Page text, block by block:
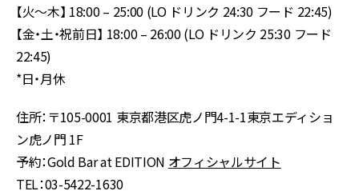
【火～木】 18:00 – 25:00 (LO ドリンク 24:30 フード 22:45)
【金・土・祝前日】 18:00 – 26:00 (LO ドリンク 25:30 フード
22:45)
*日・月休
住所：〒105-0001 東京都港区虎ノ門4-1-1東京エディショ
ン虎ノ門 1F
予約：Gold Bar at EDITION オフィシャルサイト
TEL：03-5422-1630